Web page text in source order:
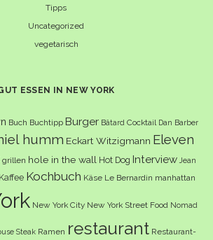
Tipps
Uncategorized
vegetarisch
ESSEN IN NEW YORK
Buch Buchtipp Burger Bâtard Cocktail Dan Barber
humm Eckart Witzigmann Eleven
grillen hole in the wall Hot Dog Interview Jean
Kaffee Kochbuch Käse Le Bernardin manhattan
New York City New York Street Food Nomad
Steak Ramen restaurant Restaurant-